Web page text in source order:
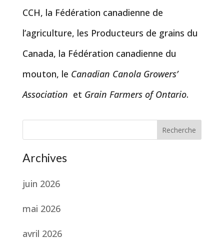
CCH, la Fédération canadienne de
l’agriculture, les Producteurs de grains du
Canada, la Fédération canadienne du
mouton, le Canadian Canola Growers’
Association et Grain Farmers of Ontario.
Recherche
Archives
juin 2026
mai 2026
avril 2026